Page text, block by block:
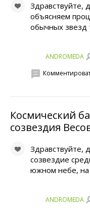
Здравствуйте,
объясняем
обычных звезд
ANDROMEDA
Космический
созвездия
Здравствуйте,
созвездие
южном небе, на
ANDROMEDA